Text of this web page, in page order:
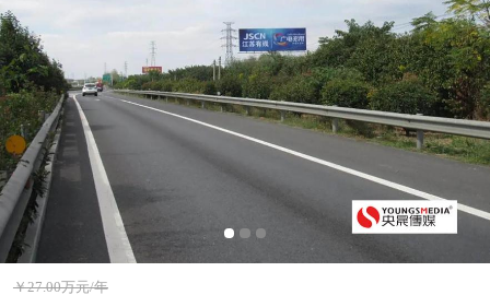
￥27.00万元/年